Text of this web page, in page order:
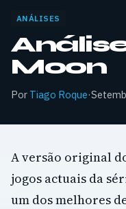
ANÁLISES
Moon
Por Tiago Roque·
A versão original
jogos actuais da
um dos melhores